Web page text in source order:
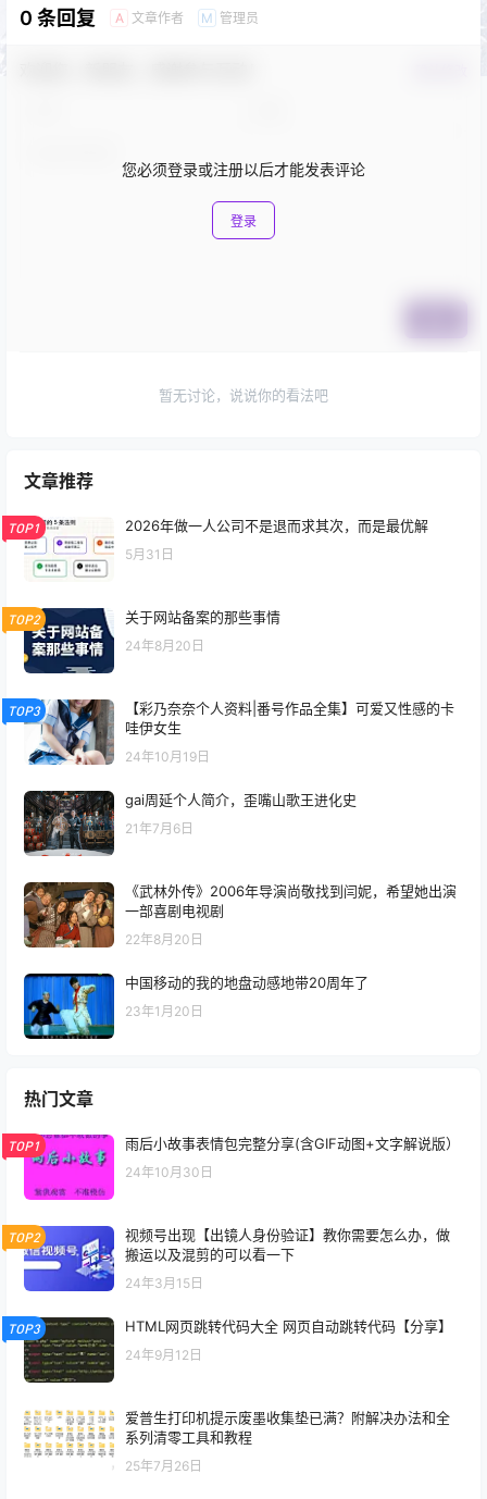
0 条回复 A 文章作者 M 管理员
您必须登录或注册以后才能发表评论
登录
暂无讨论，说说你的看法吧
文章推荐
TOP1 2026年做一人公司不是退而求其次，而是最优解
5月31日
TOP2 关于网站备案的那些事情
24年8月20日
TOP3
【彩乃奈奈个人资料|番号作品全集】可爱又性感的卡
哇伊女生
24年10月19日
gai周延个人简介，歪嘴山歌王进化史
21年7月6日
《武林外传》2006年导演尚敬找到闫妮，希望她出演
一部喜剧电视剧
22年8月20日
中国移动的我的地盘动感地带20周年了
23年1月20日
热门文章
TOP1 雨后小故事表情包完整分享(含GIF动图+文字解说版）
24年10月30日
TOP2
视频号出现【出镜人身份验证】教你需要怎么办，做
搬运以及混剪的可以看一下
24年3月15日
TOP3 HTML网页跳转代码大全 网页自动跳转代码【分享】
24年9月12日
爱普生打印机提示废墨收集垫已满？附解决办法和全
系列清零工具和教程
25年7月26日